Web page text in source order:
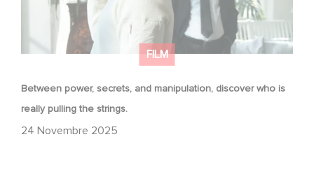
FILM
Between power, secrets, and manipulation, discover who is
really pulling the strings.
24 Novembre 2025